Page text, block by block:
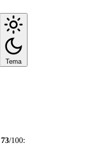
Tema
73/100: